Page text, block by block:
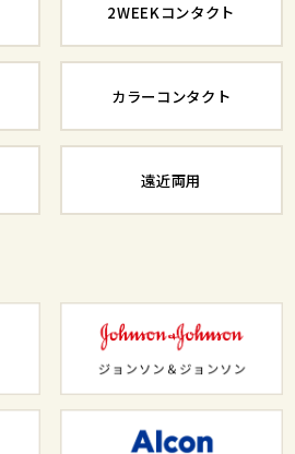
2WEEKコンタクト
カラーコンタクト
遠近両用